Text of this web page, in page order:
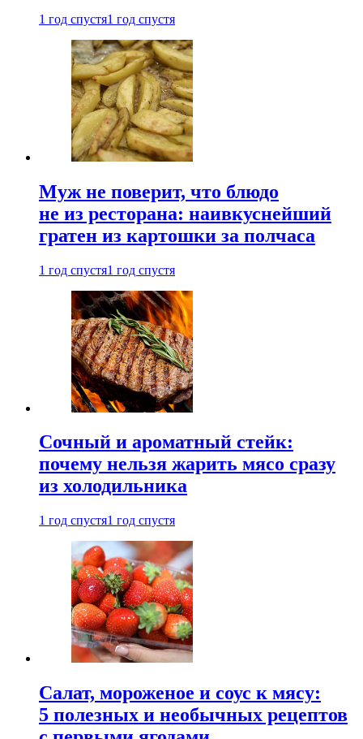
1 год спустя1 год спустя
Муж не поверит, что блюдо
не из ресторана: наивкуснейший
гратен из картошки за полчаса
1 год спустя1 год спустя
Сочный и ароматный стейк:
почему нельзя жарить мясо сразу
из холодильника
1 год спустя1 год спустя
Салат, мороженое и соус к мясу:
5 полезных и необычных рецептов